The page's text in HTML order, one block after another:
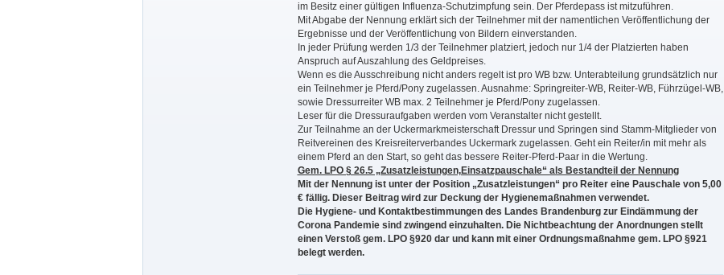
im Besitz einer gültigen Influenza-Schutzimpfung sein. Der Pferdepass ist mitzuführen.
Mit Abgabe der Nennung erklärt sich der Teilnehmer mit der namentlichen Veröffentlichung der
Ergebnisse und der Veröffentlichung von Bildern einverstanden.
In jeder Prüfung werden 1/3 der Teilnehmer platziert, jedoch nur 1/4 der Platzierten haben
Anspruch auf Auszahlung des Geldpreises.
Wenn es die Ausschreibung nicht anders regelt ist pro WB bzw. Unterabteilung grundsätzlich nur
ein Teilnehmer je Pferd/Pony zugelassen. Ausnahme: Springreiter-WB, Reiter-WB, Führzügel-WB,
sowie Dressurreiter WB max. 2 Teilnehmer je Pferd/Pony zugelassen.
Leser für die Dressuraufgaben werden vom Veranstalter nicht gestellt.
Zur Teilnahme an der Uckermarkmeisterschaft Dressur und Springen sind Stamm-Mitglieder von
Reitvereinen des Kreisreiterverbandes Uckermark zugelassen. Geht ein Reiter/in mit mehr als
einem Pferd an den Start, so geht das bessere Reiter-Pferd-Paar in die Wertung.
Gem. LPO § 26.5 „Zusatzleistungen,Einsatzpauschale“ als Bestandteil der Nennung
Mit der Nennung ist unter der Position „Zusatzleistungen“ pro Reiter eine Pauschale von 5,00
€ fällig. Dieser Beitrag wird zur Deckung der Hygienemaßnahmen verwendet.
Die Hygiene- und Kontaktbestimmungen des Landes Brandenburg zur Eindämmung der
Corona Pandemie sind zwingend einzuhalten. Die Nichtbeachtung der Anordnungen stellt
einen Verstoß gem. LPO §920 dar und kann mit einer Ordnungsmaßnahme gem. LPO §921
belegt werden.